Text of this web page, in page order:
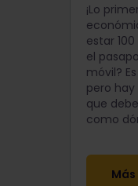
¡Lo
estar
el
móvil?
pero
que
como